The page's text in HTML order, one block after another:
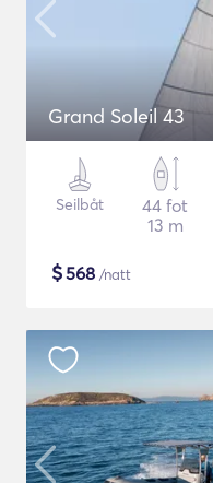
Grand Soleil 43
Seilbåt
44 fot
13 m
$568 /natt